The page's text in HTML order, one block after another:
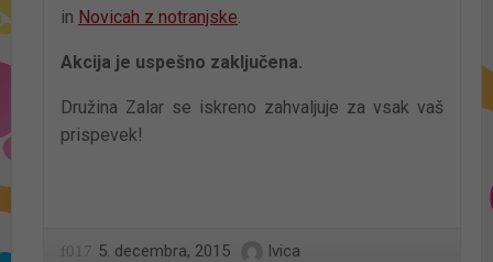
in Novicah z notranjske
Akcija je uspešno zaključena.
Družina Zalar se iskreno zahvaljuje za vsak vaš
prispevek!
5. decembra, 2015 Ivica